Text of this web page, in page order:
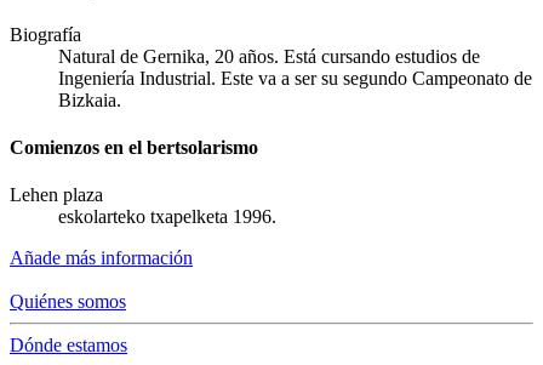
Biografía
Natural de Gernika, 20 años. Está cursando estudios de
Ingeniería Industrial. Este va a ser su segundo Campeonato de
Bizkaia.
Comienzos en el bertsolarismo
Lehen plaza
eskolarteko txapelketa 1996.
Añade más información
Quiénes somos
Dónde estamos